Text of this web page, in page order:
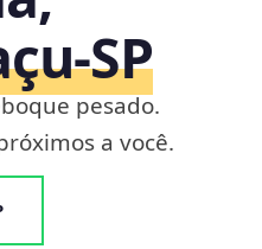
pesado.
a você.